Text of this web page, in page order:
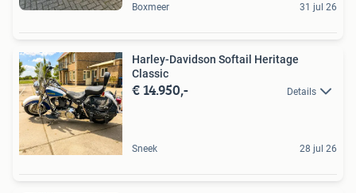
Boxmeer 31 jul 26
Harley-Davidson Softail Heritage
Classic
€ 14.950,- Details
Sneek 28 jul 26